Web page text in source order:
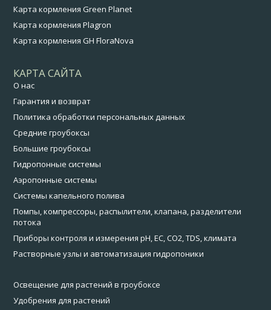
Карта кормления Green Planet
Карта кормления Plagron
Карта кормления GH FloraNova
КАРТА САЙТА
О нас
Гарантия и возврат
Политика обработки персональных данных
Средние гроубоксы
Большие гроубоксы
Гидропонные системы
Аэропонные системы
Системы капельного полива
Помпы, компрессоры, распылители, клапана, разделители
потока
Приборы контроля и измерения pH, EC, CO2, TDS, климата
Растворные узлы и автоматизация гидропоники
Освещение для растений в гроубоксе
Удобрения для растений